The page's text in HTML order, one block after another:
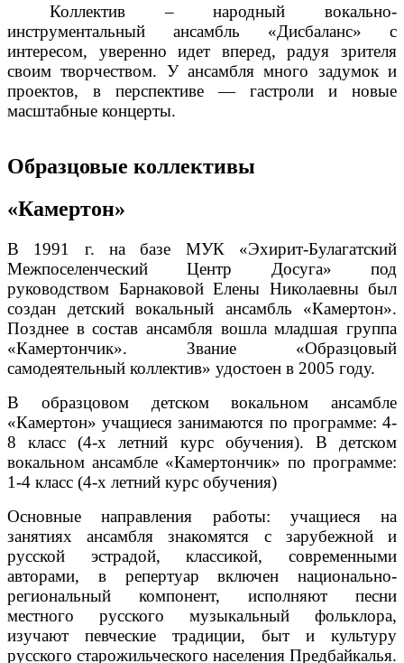
Коллектив – народный вокально-
инструментальный ансамбль «Дисбаланс» с
интересом, уверенно идет вперед, радуя зрителя
своим творчеством. У ансамбля много задумок и
проектов, в перспективе — гастроли и новые
масштабные концерты.
Образцовые коллективы
«Камертон»
В 1991 г. на базе МУК «Эхирит-Булагатский
Межпоселенческий Центр Досуга» под
руководством Барнаковой Елены Николаевны был
создан детский вокальный ансамбль «Камертон».
Позднее в состав ансамбля вошла младшая группа
«Камертончик». Звание «Образцовый
самодеятельный коллектив» удостоен в 2005 году.
В образцовом детском вокальном ансамбле
«Камертон» учащиеся занимаются по программе: 4-
8 класс (4-х летний курс обучения). В детском
вокальном ансамбле «Камертончик» по программе:
1-4 класс (4-х летний курс обучения)
Основные направления работы: учащиеся на
занятиях ансамбля знакомятся с зарубежной и
русской эстрадой, классикой, современными
авторами, в репертуар включен национально-
региональный компонент, исполняют песни
местного русского музыкальный фольклора,
изучают певческие традиции, быт и культуру
русского старожильческого населения Предбайкалья.